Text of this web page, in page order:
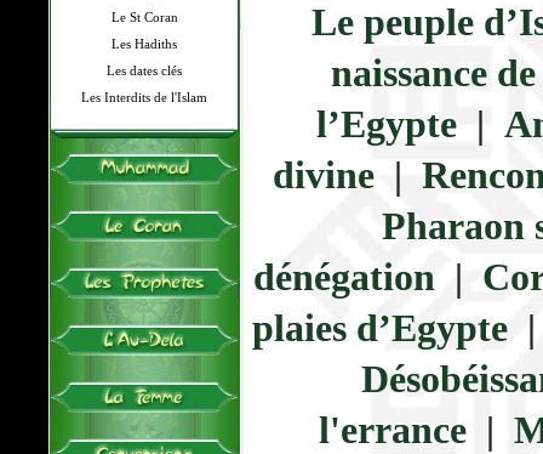
Le St Coran
Les Hadiths
Les dates clés
Les Interdits de l'Islam
Le peuple
naissance
l’Egypte|
divine|
Pharaon
dénégation |
plaies d’Egypte
l'errance|